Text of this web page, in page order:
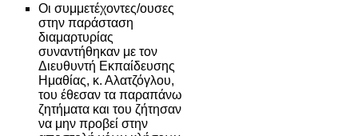
Οι συμμετέχοντες/ουσες
στην παράσταση
διαμαρτυρίας
συναντήθηκαν με τον
Διευθυντή Εκπαίδευσης
Ημαθίας, κ. Αλατζόγλου,
του έθεσαν τα παραπάνω
ζητήματα και του ζήτησαν
να μην προβεί στην